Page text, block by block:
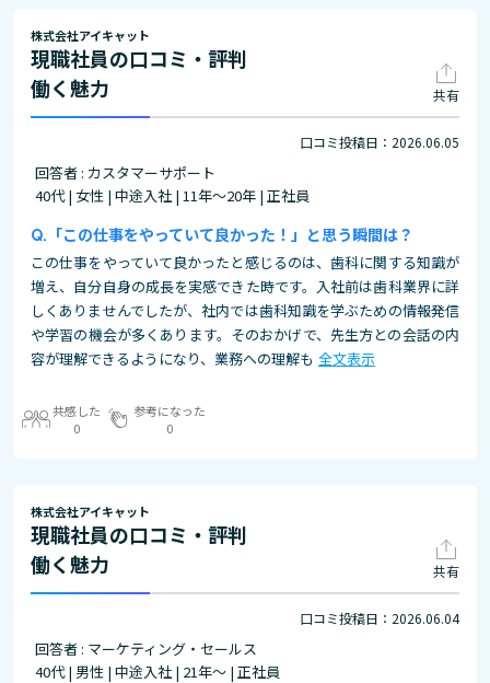
株式会社アイキャット
現職社員の口コミ・評判
働く魅力
共有
口コミ投稿日：2026.06.05
回答者 : カスタマーサポート
40代 | 女性 | 中途入社 | 11年～20年 | 正社員
「この仕事をやっていて良かった！」と思う瞬間は？
この仕事をやっていて良かったと感じるのは、歯科に関する知識が
増え、自分自身の成長を実感できた時です。入社前は歯科業界に詳
しくありませんでしたが、社内では歯科知識を学ぶための情報発信
や学習の機会が多くあります。そのおかげで、先生方との会話の内
容が理解できるようになり、業務への理解も 全文表示
共感した
0
参考になった
0
株式会社アイキャット
現職社員の口コミ・評判
働く魅力
共有
口コミ投稿日：2026.06.04
回答者 : マーケティング・セールス
40代 | 男性 | 中途入社 | 21年～ | 正社員